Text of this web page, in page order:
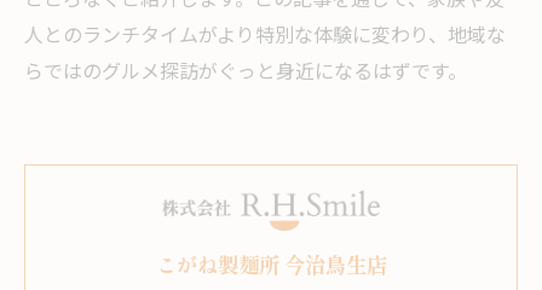
人とのランチタイムがより特別な体験に変わり、地域な
らではのグルメ探訪がぐっと身近になるはずです。
こがね製麺所 今治鳥生店